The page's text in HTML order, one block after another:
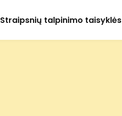
Straipsnių talpinimo taisyklės